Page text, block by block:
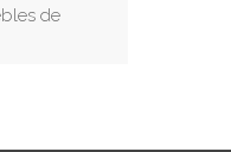
de